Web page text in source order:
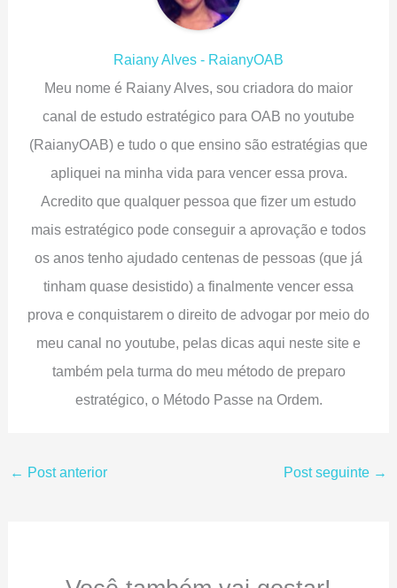
Raiany Alves - RaianyOAB
Meu nome é Raiany Alves, sou criadora do maior
canal de estudo estratégico para OAB no youtube
(RaianyOAB) e tudo o que ensino são estratégias que
apliquei na minha vida para vencer essa prova.
Acredito que qualquer pessoa que fizer um estudo
mais estratégico pode conseguir a aprovação e todos
os anos tenho ajudado centenas de pessoas (que já
tinham quase desistido) a finalmente vencer essa
prova e conquistarem o direito de advogar por meio do
meu canal no youtube, pelas dicas aqui neste site e
também pela turma do meu método de preparo
estratégico, o Método Passe na Ordem.
← Post anterior Post seguinte →